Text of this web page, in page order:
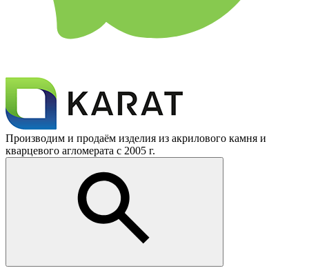
Производим и продаём изделия из акрилового камня и
кварцевого агломерата с 2005 г.